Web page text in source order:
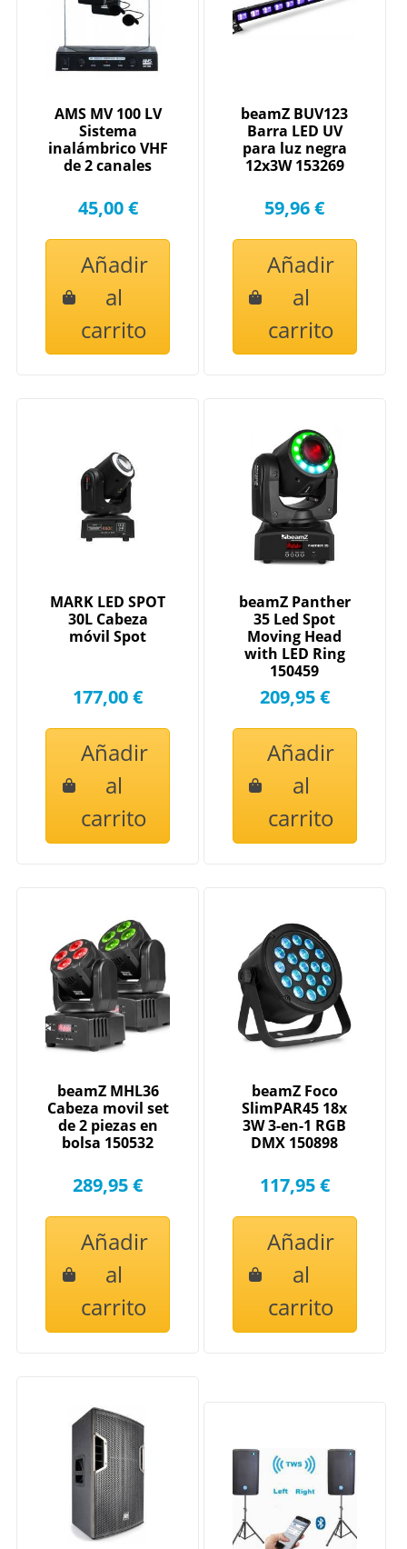
AMS MV 100 LV
Sistema
inalámbrico VHF
de 2 canales
45,00 €
Añadir
al
carrito
beamZ BUV123
Barra LED UV
para luz negra
12x3W 153269
59,96 €
Añadir
al
carrito
MARK LED SPOT
30L Cabeza
móvil Spot
177,00 €
Añadir
al
carrito
beamZ Panther
35 Led Spot
Moving Head
with LED Ring
150459
209,95 €
Añadir
al
carrito
beamZ MHL36
Cabeza movil set
de 2 piezas en
bolsa 150532
289,95 €
Añadir
al
carrito
beamZ Foco
SlimPAR45 18x
3W 3-en-1 RGB
DMX 150898
117,95 €
Añadir
al
carrito